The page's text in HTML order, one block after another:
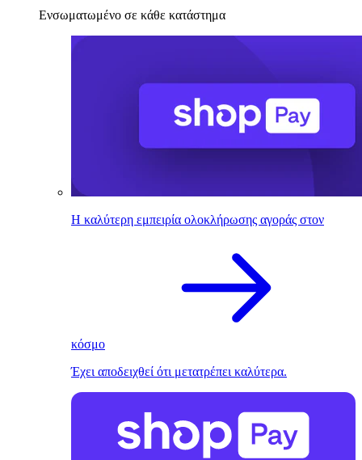
Ενσωματωμένο σε κάθε κατάστημα
Η καλύτερη εμπειρία ολοκλήρωσης αγοράς στον
κόσμο
Έχει αποδειχθεί ότι μετατρέπει καλύτερα.